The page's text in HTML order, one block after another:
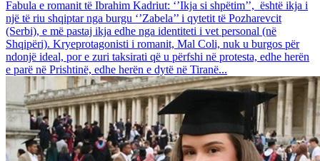
Fabula e romanit të Ibrahim Kadriut: ‘’Ikja si shpëtim’’, është ikja i
një të riu shqiptar nga burgu ‘’Zabela’’ i qytetit të Pozharevcit
(Serbi), e më pastaj ikja edhe nga identiteti i vet personal (në
Shqipëri). Kryeprotagonisti i romanit, Mal Coli, nuk u burgos për
ndonjë ideal, por e zuri taksirati që u përfshi në protesta, edhe herën
e parë në Prishtinë, edhe herën e dytë në Tiranë...